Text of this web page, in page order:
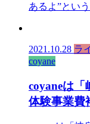
あるよ”とい
2021.10.28 ラ
coyane
coyaneは
体験事業費